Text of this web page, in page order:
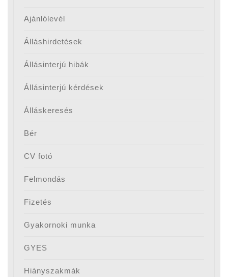
Ajánlólevél
Álláshirdetések
Állásinterjú hibák
Állásinterjú kérdések
Álláskeresés
Bér
CV fotó
Felmondás
Fizetés
Gyakornoki munka
GYES
Hiányszakmák